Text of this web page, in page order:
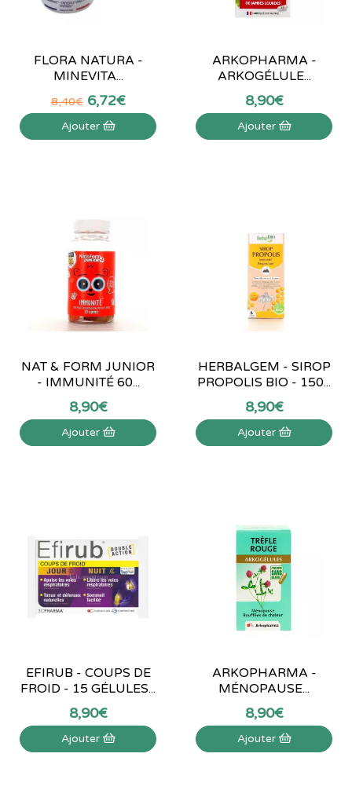
FLORA NATURA -
MINEVITA...
8,40€ 6,72€
Ajouter
ARKOPHARMA -
ARKOGÉLULE...
8,90€
Ajouter
NAT & FORM JUNIOR
- IMMUNITÉ 60...
8,90€
Ajouter
HERBALGEM - SIROP
PROPOLIS BIO - 150...
8,90€
Ajouter
EFIRUB - COUPS DE
FROID - 15 GÉLULES...
8,90€
Ajouter
ARKOPHARMA -
MÉNOPAUSE...
8,90€
Ajouter